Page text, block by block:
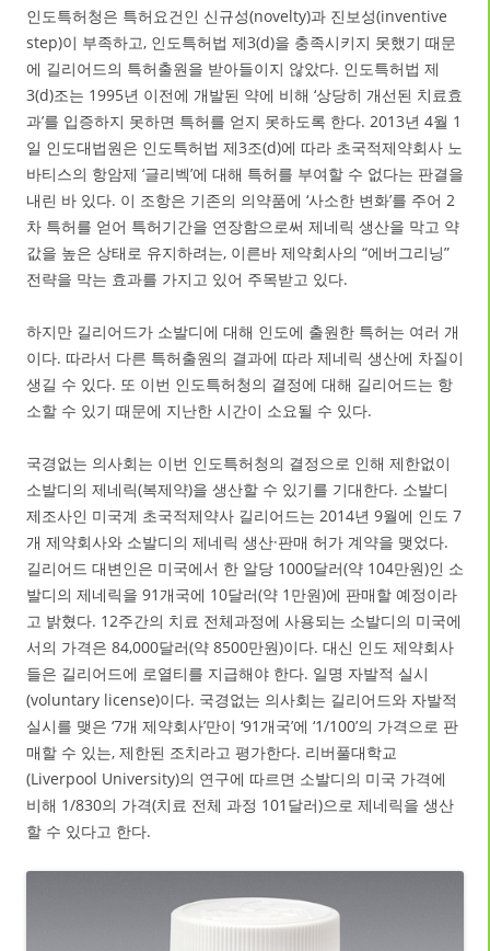
인도특허청은 특허요건인 신규성(novelty)과 진보성(inventive
step)이 부족하고, 인도특허법 제3(d)을 충족시키지 못했기 때문
에 길리어드의 특허출원을 받아들이지 않았다. 인도특허법 제
3(d)조는 1995년 이전에 개발된 약에 비해 ‘상당히 개선된 치료효
과’를 입증하지 못하면 특허를 얻지 못하도록 한다. 2013년 4월 1
일 인도대법원은 인도특허법 제3조(d)에 따라 초국적제약회사 노
바티스의 항암제 ‘글리벡’에 대해 특허를 부여할 수 없다는 판결을
내린 바 있다. 이 조항은 기존의 의약품에 ‘사소한 변화’를 주어 2
차 특허를 얻어 특허기간을 연장함으로써 제네릭 생산을 막고 약
값을 높은 상태로 유지하려는, 이른바 제약회사의 “에버그리닝”
전략을 막는 효과를 가지고 있어 주목받고 있다.
하지만 길리어드가 소발디에 대해 인도에 출원한 특허는 여러 개
이다. 따라서 다른 특허출원의 결과에 따라 제네릭 생산에 차질이
생길 수 있다. 또 이번 인도특허청의 결정에 대해 길리어드는 항
소할 수 있기 때문에 지난한 시간이 소요될 수 있다.
국경없는 의사회는 이번 인도특허청의 결정으로 인해 제한없이
소발디의 제네릭(복제약)을 생산할 수 있기를 기대한다. 소발디
제조사인 미국계 초국적제약사 길리어드는 2014년 9월에 인도 7
개 제약회사와 소발디의 제네릭 생산·판매 허가 계약을 맺었다.
길리어드 대변인은 미국에서 한 알당 1000달러(약 104만원)인 소
발디의 제네릭을 91개국에 10달러(약 1만원)에 판매할 예정이라
고 밝혔다. 12주간의 치료 전체과정에 사용되는 소발디의 미국에
서의 가격은 84,000달러(약 8500만원)이다. 대신 인도 제약회사
들은 길리어드에 로열티를 지급해야 한다. 일명 자발적 실시
(voluntary license)이다. 국경없는 의사회는 길리어드와 자발적
실시를 맺은 ‘7개 제약회사’만이 ‘91개국’에 ‘1/100’의 가격으로 판
매할 수 있는, 제한된 조치라고 평가한다. 리버풀대학교
(Liverpool University)의 연구에 따르면 소발디의 미국 가격에
비해 1/830의 가격(치료 전체 과정 101달러)으로 제네릭을 생산
할 수 있다고 한다.